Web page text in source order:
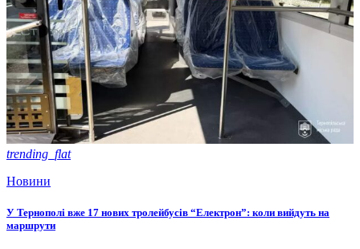
trending_flat
Новини
У Тернополі вже 17 нових тролейбусів “Електрон”: коли вийдуть на
маршрути